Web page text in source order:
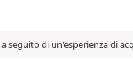
seguito di un'esperienza di